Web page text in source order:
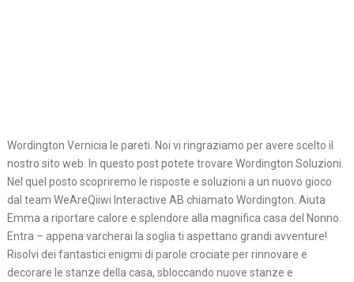
Wordington Vernicia le pareti. Noi vi ringraziamo per avere scelto il
nostro sito web. In questo post potete trovare Wordington Soluzioni.
Nel quel posto scopriremo le risposte e soluzioni a un nuovo gioco
dal team WeAreQiiwi Interactive AB chiamato Wordington. Aiuta
Emma a riportare calore e splendore alla magnifica casa del Nonno.
Entra – appena varcherai la soglia ti aspettano grandi avventure!
Risolvi dei fantastici enigmi di parole crociate per rinnovare e
decorare le stanze della casa, sbloccando nuove stanze e